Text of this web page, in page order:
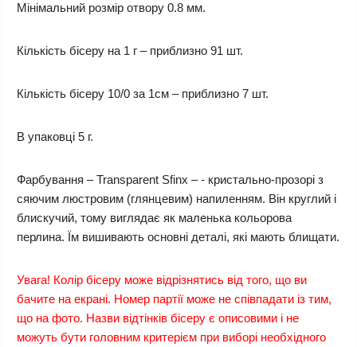
Мінімальний розмір отвору 0.8 мм.
Кількість бісеру на 1 г – приблизно 91 шт.
Кількість бісеру 10/0 за 1см – приблизно 7 шт.
В упаковці 5 г.
Фарбування – Transparent Sfinx – - кристально-прозорі з
сяючим люстровим (глянцевим) напиленням. Він круглий і
блискучий, тому виглядає як маленька кольорова
перлина. Їм вишивають основні деталі, які мають блищати.
Увага! Колір бісеру може відрізнятись від того, що ви
бачите на екрані. Номер партії може не співпадати із тим,
що на фото. Назви відтінків бісеру є описовими і не
можуть бути головним критерієм при виборі необхідного